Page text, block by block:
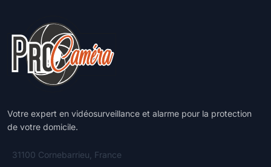
Votre expert en vidéosurveillance et alarme pour la protection
de votre domicile.
31100 Cornebarrieu, France